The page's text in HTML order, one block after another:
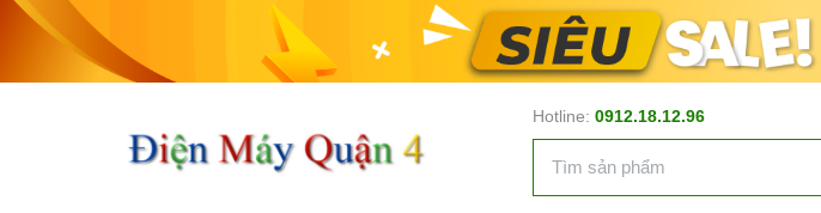
Hotline: 0912.18.12.96